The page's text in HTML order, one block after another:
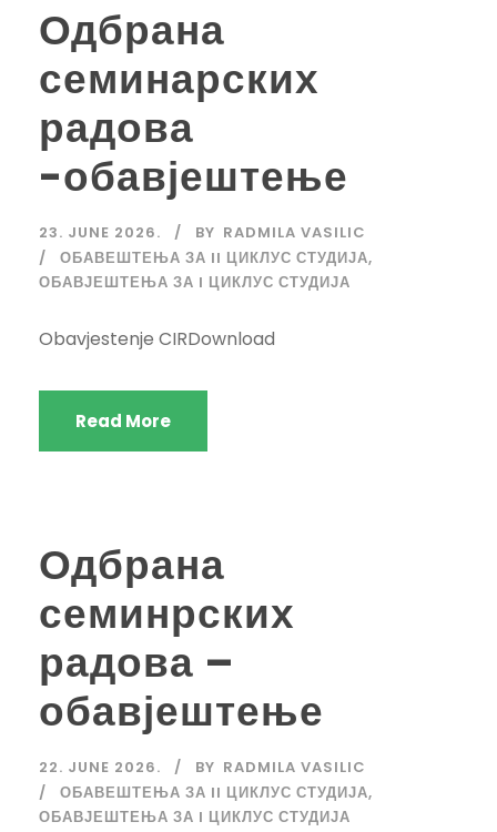
Одбрана
семинарских
радова
-обавјештење
23. JUNE 2026. BY RADMILA VASILIC
ОБАВЕШТЕЊА ЗА II ЦИКЛУС СТУДИЈА,
ОБАВЈЕШТЕЊА ЗА I ЦИКЛУС СТУДИЈА
Obavjestenje CIRDownload
Read More
Одбрана
семинрских
радова –
обавјештење
22. JUNE 2026. BY RADMILA VASILIC
ОБАВЕШТЕЊА ЗА II ЦИКЛУС СТУДИЈА,
ОБАВЈЕШТЕЊА ЗА I ЦИКЛУС СТУДИЈА